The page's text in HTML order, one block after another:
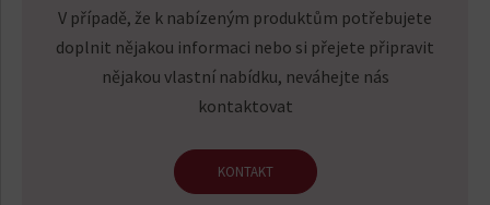
V případě, že k nabízeným produktům potřebujete
doplnit nějakou informaci nebo si přejete připravit
nějakou vlastní nabídku, neváhejte nás
kontaktovat
KONTAKT